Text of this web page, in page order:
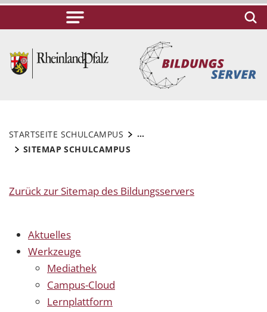
STARTSEITE SCHULCAMPUS
...
SITEMAP SCHULCAMPUS
Zurück zur Sitemap des Bildungsservers
Aktuelles
Werkzeuge
Mediathek
Campus-Cloud
Lernplattform